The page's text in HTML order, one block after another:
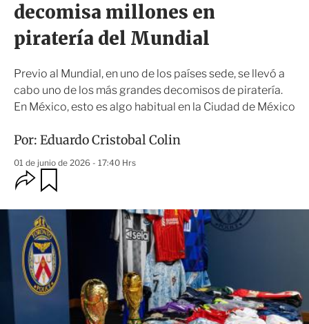
r
decomisa millones en
piratería del Mundial
Previo al Mundial, en uno de los países sede, se llevó a
cabo uno de los más grandes decomisos de piratería.
En México, esto es algo habitual en la Ciudad de México
Por: Eduardo Cristobal Colin
01 de junio de 2026 - 17:40 Hrs
O
p
i
o
n
e
s
d
e
r
a
r